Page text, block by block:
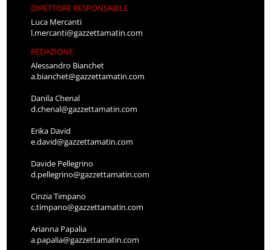
DIRETTORE RESPONSABILE
Luca Mercanti
l.mercanti@gazzettamatin.com
REDAZIONE
Alessandro Bianchet
a.bianchet@gazzettamatin.com
Danila Chenal
d.chenal@gazzettamatin.com
Erika David
e.david@gazzettamatin.com
Davide Pellegrino
d.pellegrino@gazzettamatin.com
Cinzia Timpano
c.timpano@gazzettamatin.com
Arianna Papalia
a.papalia@gazzettamatin.com